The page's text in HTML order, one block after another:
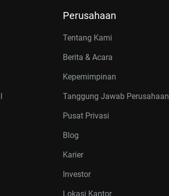
Perusahaan
Tentang Kami
Berita & Acara
Kepemimpinan
Tanggung Jawab Perusahaan
Pusat Privasi
Blog
Karier
Investor
Lokasi Kantor